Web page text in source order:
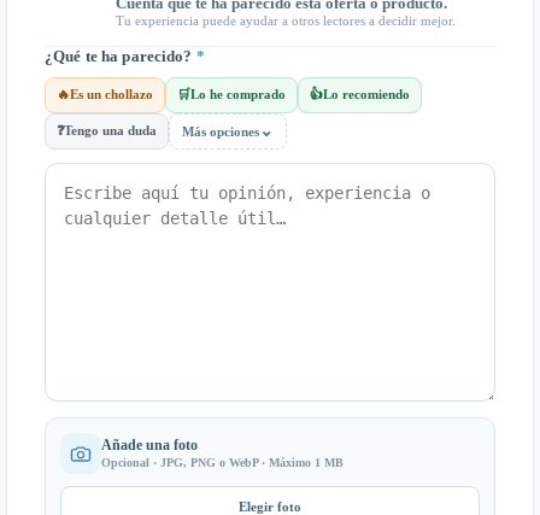
Tu experiencia puede ayudar a otros lectores a decidir mejor.
¿Qué te ha parecido? *
🔥Es un chollazo 🛒Lo he comprado 👍Lo recomiendo
❓Tengo una duda Más opciones ⌄
Añade una foto
Opcional · JPG, PNG o WebP · Máximo 1 MB
Elegir foto